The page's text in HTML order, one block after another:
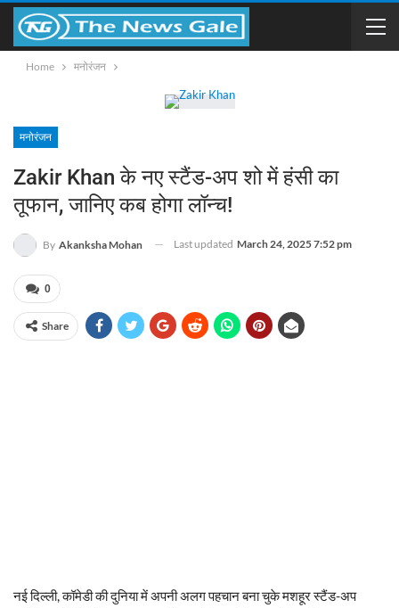
Home मनोरंजन
मनोरंजन
Zakir Khan के नए स्टैंड-अप शो में हंसी का
तूफान, जानिए कब होगा लॉन्च!
By Akanksha Mohan Last updated March 24, 2025 7:52 pm
0
Share
नई दिल्ली, कॉमेडी की दुनिया में अपनी अलग पहचान बना चुके मशहूर स्टैंड-अप